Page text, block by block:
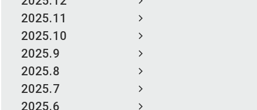
2025.11
2025.10
2025.9
2025.8
2025.7
2025.6